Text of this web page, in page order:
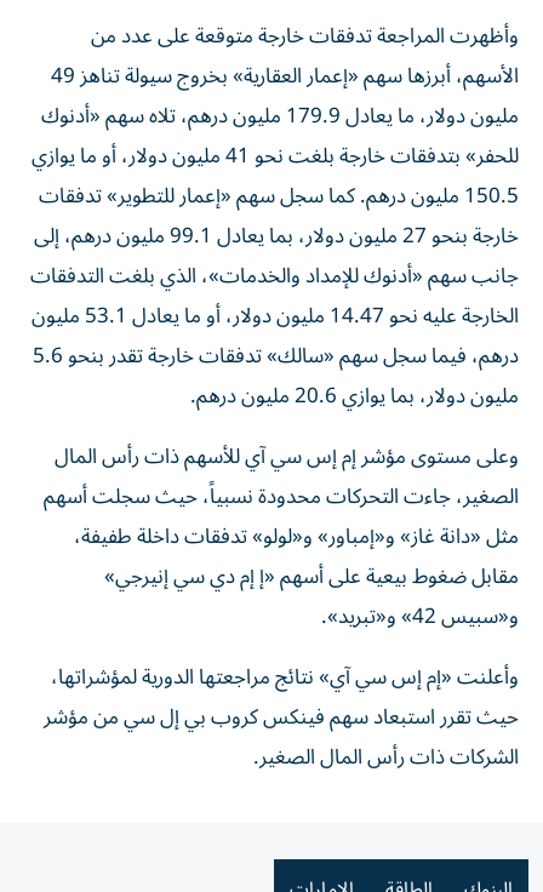
وأظهرت المراجعة تدفقات خارجة متوقعة على عدد من
الأسهم، أبرزها سهم «إعمار العقارية» بخروج سيولة تناهز 49
مليون دولار، ما يعادل 179.9 مليون درهم، تلاه سهم «أدنوك
للحفر» بتدفقات خارجة بلغت نحو 41 مليون دولار، أو ما يوازي
150.5 مليون درهم. كما سجل سهم «إعمار للتطوير» تدفقات
خارجة بنحو 27 مليون دولار، بما يعادل 99.1 مليون درهم، إلى
جانب سهم «أدنوك للإمداد والخدمات»، الذي بلغت التدفقات
الخارجة عليه نحو 14.47 مليون دولار، أو ما يعادل 53.1 مليون
درهم، فيما سجل سهم «سالك» تدفقات خارجة تقدر بنحو 5.6
مليون دولار، بما يوازي 20.6 مليون درهم.
وعلى مستوى مؤشر إم إس سي آي للأسهم ذات رأس المال
الصغير، جاءت التحركات محدودة نسبياً، حيث سجلت أسهم
مثل «دانة غاز» و«إمباور» و«لولو» تدفقات داخلة طفيفة،
مقابل ضغوط بيعية على أسهم «إ إم دي سي إنيرجي»
و«سبيس 42» و«تبريد».
وأعلنت «إم إس سي آي» نتائج مراجعتها الدورية لمؤشراتها،
حيث تقرر استبعاد سهم فينكس كروب بي إل سي من مؤشر
الشركات ذات رأس المال الصغير.